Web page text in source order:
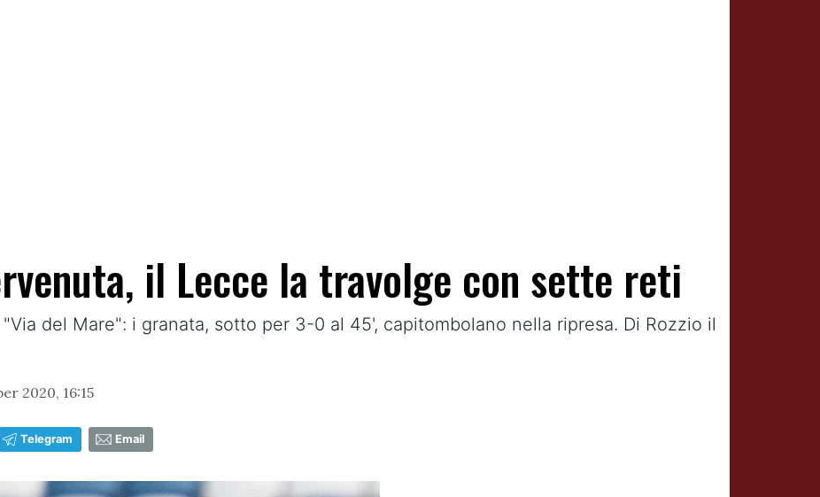
il Lecce la travolge con sette reti
del Mare": i granata, sotto per 3-0 al 45', capitombolano nella ripresa. Di Rozzio il
2020, 16:15
Telegram Email